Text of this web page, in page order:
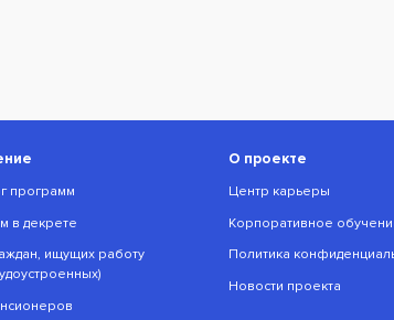
программ
в декрете
ищущих работу
О проекте
Центр карьеры
Корпоративное
Политика
Новости проекта